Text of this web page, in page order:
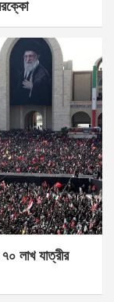
লাখ যাত্রীর